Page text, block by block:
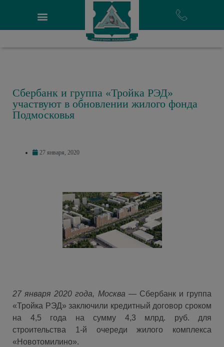
Сбербанк и группа «Тройка РЭД»
участвуют в обновлении жилого фонда
Подмосковья
27 января, 2020
27 января 2020 года, Москва — Сбербанк и группа
«Тройка РЭД» заключили кредитный договор сроком
на 4,5 года на сумму 4,3 млрд. руб. для
строительства 1-й очереди жилого комплекса
«Новотомилино».